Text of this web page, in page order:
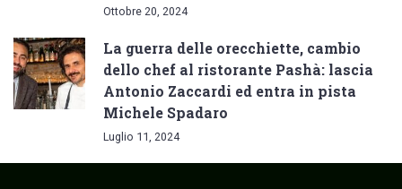
Ottobre 20, 2024
La guerra delle orecchiette, cambio
dello chef al ristorante Pashà: lascia
Antonio Zaccardi ed entra in pista
Michele Spadaro
Luglio 11, 2024